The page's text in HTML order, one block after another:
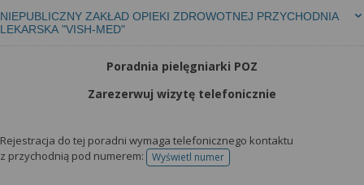
NIEPUBLICZNY ZAKŁAD OPIEKI ZDROWOTNEJ PRZYCHODNIA
LEKARSKA "VISH-MED"
Poradnia pielęgniarki POZ
Zarezerwuj wizytę telefonicznie
Rejestracja do tej poradni wymaga telefonicznego kontaktu
z przychodnią pod numerem:
Wyświetl numertelefonu do rejestracji